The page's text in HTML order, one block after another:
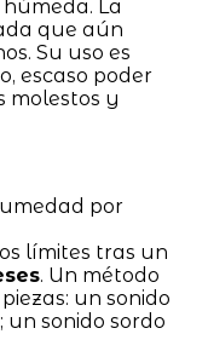
La
que aún
Su uso es
escaso poder
molestos y
por
límites tras un
. Un método
un sonido
sonido sordo